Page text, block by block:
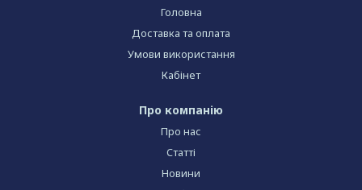
Головна
Доставка та оплата
Умови використання
Кабінет
Про компанію
Про нас
Статті
Новини